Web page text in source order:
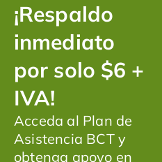
¡Respaldo
inmediato
por solo $6 +
IVA!
Acceda al Plan de
Asistencia BCT y
obtenga apoyo en